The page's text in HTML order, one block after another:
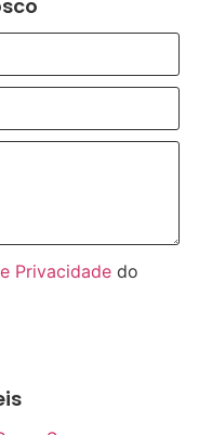
Privacidade do